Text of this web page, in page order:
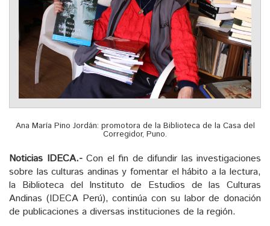
Ana María Pino Jordán: promotora de la Biblioteca de la Casa del
Corregidor, Puno.
Noticias IDECA.-Con el fin de difundir las investigaciones
sobre las culturas andinas y fomentar el hábito a la lectura,
la Biblioteca del Instituto de Estudios de las Culturas
Andinas (IDECA Perú), continúa con su labor de donación
de publicaciones a diversas instituciones de la región.